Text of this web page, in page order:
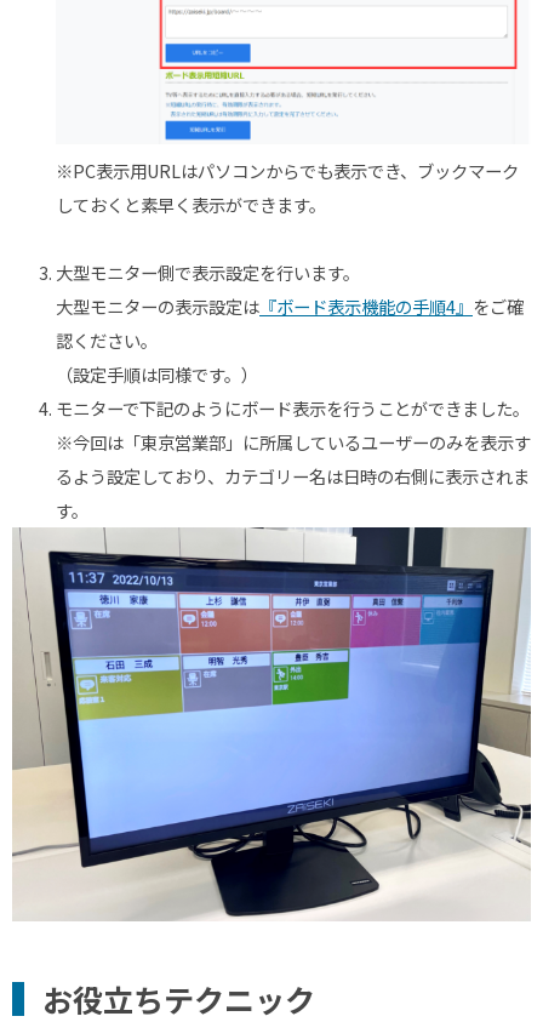
※PC表示用URLはパソコンからでも表示でき、ブックマーク
しておくと素早く表示ができます。
大型モニター側で表示設定を行います。
大型モニターの表示設定は 『ボード表示機能の手順4』 をご確
認ください。
（設定手順は同様です。）
モニターで下記のようにボード表示を行うことができました。
※今回は「東京営業部」に所属しているユーザーのみを表示す
るよう設定しており、カテゴリー名は日時の右側に表示されま
す。
お役立ちテクニック